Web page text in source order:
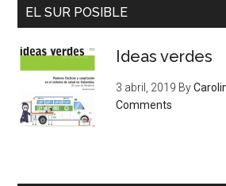
EL SUR POSIBLE
Ideas verdes
3 abril, 2019 By
Comments